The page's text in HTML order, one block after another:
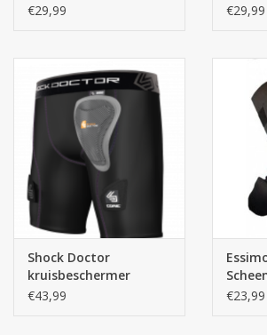
€29,99
€29,99
Shock Doctor
kruisbeschermer
(vrouwen)
€43,99 €23,99